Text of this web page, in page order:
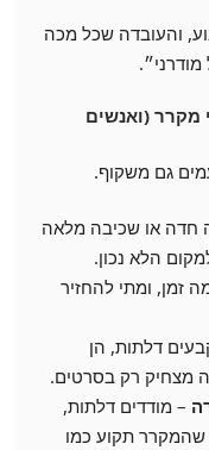
והעובדה שכל מכה
מקרר (ואנשים
גם משקוף.
חדה או שכיבה מלאה
הלא נכון.
זמן, ומתי להחזיר
דלתות, הן
מצחיק רק בסרטים.
– מודדים דלתות,
שהמקרר תקוע כמו